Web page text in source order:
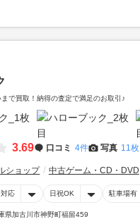
で買取！納得の査定で満足のお取引♪
3.69 口コミ 4件 写真 11枚
ショップ 中古ゲーム・CD・DVD
応 日祝OK 駐車場有
県加古川市神野町福留459